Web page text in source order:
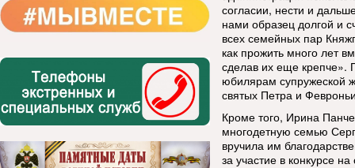
согласии, нести и
нами образец долгой и
всех семейных пар
как прожить много лет
сделав их еще крепче».
юбилярам супружеской
святых Петра и
Кроме того, Ирина
многодетную семью
вручила им
за участие в конкурсе